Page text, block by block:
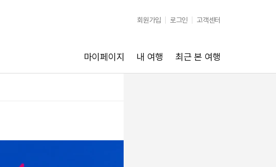
회원가입 로그인 고객센터
마이페이지 내 여행 최근 본 여행